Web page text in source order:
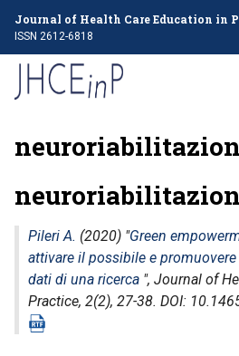
Journal of Health Care Education in
ISSN 2612-6818
Pileri A. (2020) "Green
attivare il possibile e
dati di una ricerca ", Journal of
Practice, 2(2), 27-38. DOI: